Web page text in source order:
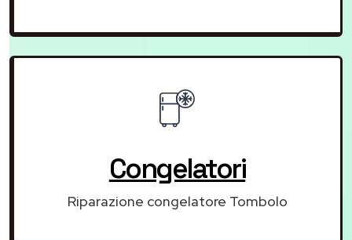
Congelatori
Riparazione congelatore Tombolo